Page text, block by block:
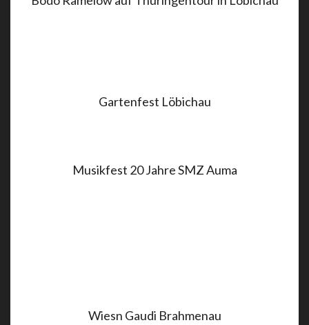
Gartenfest Löbichau
Musikfest 20 Jahre SMZ Auma
Wiesn Gaudi Brahmenau